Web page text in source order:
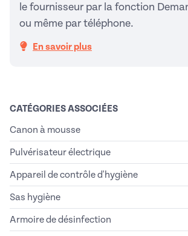
le fournisseur par la fonction
ou même par téléphone.
En savoir plus
CATÉGORIES ASSOCIÉES
Canon à mousse
Pulvérisateur électrique
Appareil de contrôle d'hygiène
Sas hygiène
Armoire de désinfection